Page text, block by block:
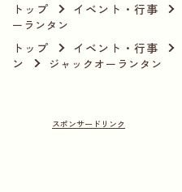
トップ イベント・行事
ーランタン
トップ イベント・行事
ン
ジャックオーランタン